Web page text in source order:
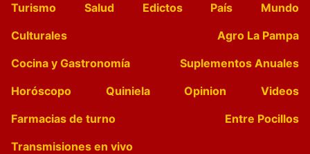
Turismo
Salud Edictos País
Mundo
Culturales
Agro La Pampa
Cocina y Gastronomía
Suplementos Anuales
Horóscopo
Quiniela Opinion
Videos
Farmacias de turno
Entre Pocillos
Transmisiones en vivo